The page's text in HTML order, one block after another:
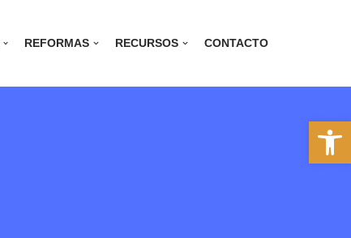
Abrir
REFORMAS RECURSOS CONTACTO